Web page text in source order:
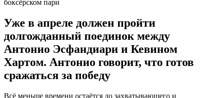
Уже в апреле должен пройти
долгожданный поединок между
Антонио Эсфандиари и Кевином
Хартом. Антонио говорит, что готов
сражаться за победу
Всё меньше времени остаётся до захватывающего и